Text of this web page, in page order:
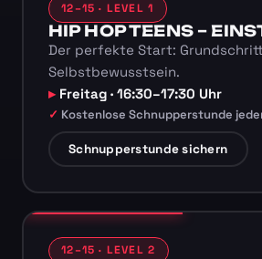
12–15 · LEVEL 1
HIP HOP TEENS –
Der perfekte Start:
Selbstbewusstsein.
Freitag · 16:30–17:30 Uhr
Kostenlose Schnupperstunde
Schnupperstunde sichern
12–15 · LEVEL 2